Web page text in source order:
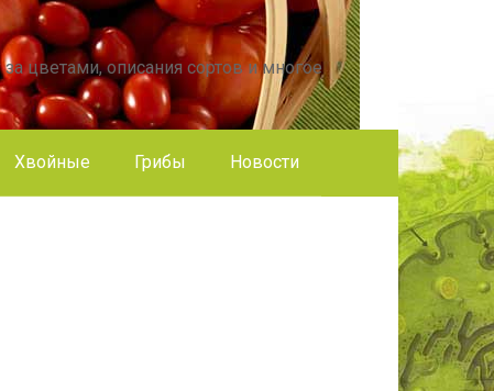
цветами, описания сортов и многое
Хвойные Грибы Новости